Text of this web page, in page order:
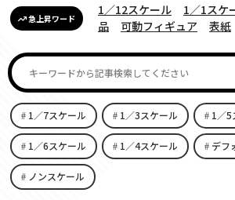
急上昇ワード
1／12スケール 1／1スケ
品
可動フィギュア 表紙
1／7スケール 1／3スケール 1／5
1／6スケール 1／4スケール デフ
ノンスケール